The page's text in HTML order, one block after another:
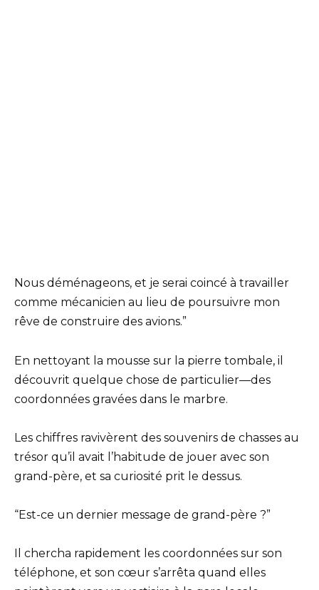
Nous déménageons, et je serai coincé à travailler
comme mécanicien au lieu de poursuivre mon
rêve de construire des avions.”
En nettoyant la mousse sur la pierre tombale, il
découvrit quelque chose de particulier—des
coordonnées gravées dans le marbre.
Les chiffres ravivèrent des souvenirs de chasses au
trésor qu’il avait l’habitude de jouer avec son
grand-père, et sa curiosité prit le dessus.
“Est-ce un dernier message de grand-père ?”
Il chercha rapidement les coordonnées sur son
téléphone, et son cœur s’arrêta quand elles